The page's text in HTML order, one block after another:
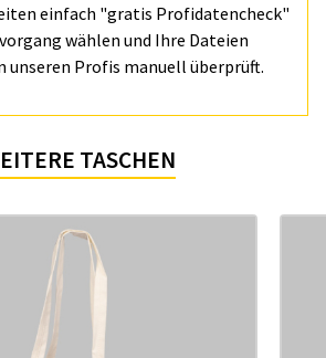
einfach "gratis Profidatencheck"
wählen und Ihre Dateien
unseren Profis manuell überprüft.
TASCHEN